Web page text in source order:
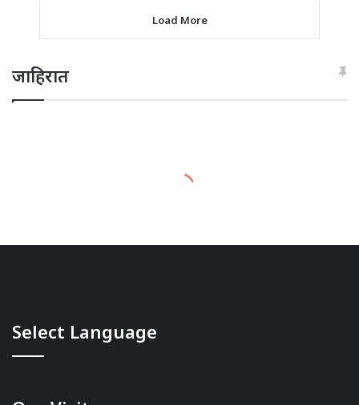
Load More
जाहिरात
Select Language